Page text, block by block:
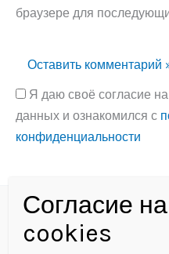
браузере для
Я даю своё согласие
данных и ознакомился с
конфиденциальности
Политика